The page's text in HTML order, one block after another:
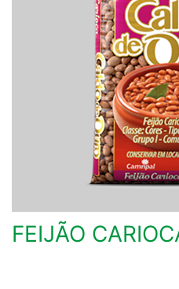
FEIJÃO